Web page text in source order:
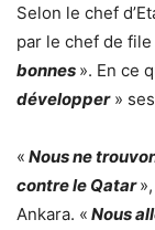
Selon le chef
par le chef de
bonnes ». En ce
développer »
« Nous ne
contre le Qatar
Ankara. « Nous